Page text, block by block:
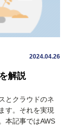
2024.04.26
解説
とクラウドのネ
す。それを実現
本記事ではAWS